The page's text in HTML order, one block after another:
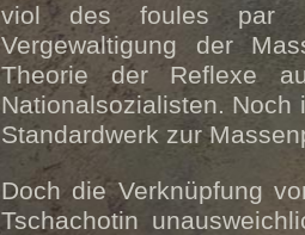
viol des foules par
Vergewaltigung der
Theorie der Reflexe
Nationalsozialisten.
Standardwerk zur
Doch die Verknüpfung
Tschachotin